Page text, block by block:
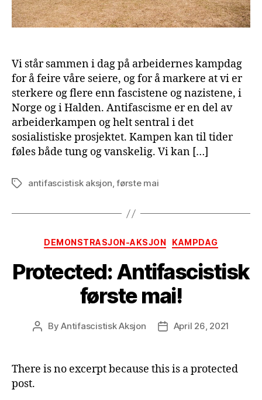
Vi står sammen i dag på arbeidernes kampdag
for å feire våre seiere, og for å markere at vi er
sterkere og flere enn fascistene og nazistene, i
Norge og i Halden. Antifascisme er en del av
arbeiderkampen og helt sentral i det
sosialistiske prosjektet. Kampen kan til tider
føles både tung og vanskelig. Vi kan […]
Tagsantifascistisk aksjon,første mai
Categories
DEMONSTRASJON-AKSJON KAMPDAG
Protected: Antifascistisk
første mai!
PostByAntifascistisk Aksjon
PostApril 26, 2021
There is no excerpt because this is a protected
post.